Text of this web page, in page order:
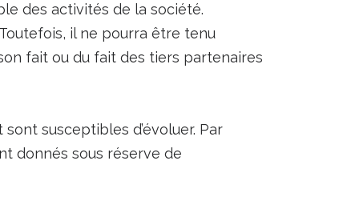
des activités de la société.
il ne pourra être tenu
fait ou du fait des tiers partenaires
susceptibles d’évoluer. Par
donnés sous réserve de